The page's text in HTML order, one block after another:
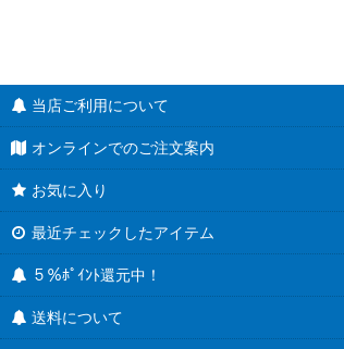
当店ご利用について
オンラインでのご注文案内
お気に入り
最近チェックしたアイテム
５％ﾎﾟｲﾝﾄ還元中！
送料について